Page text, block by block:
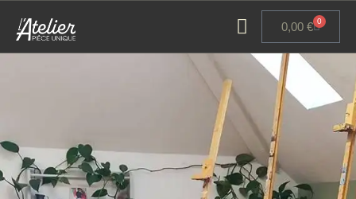
0,00 € 0
GALERIE D’ART
ATELIERS D’ART